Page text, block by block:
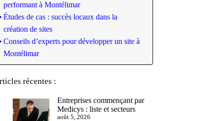
performant à Montélimar
Études de cas : succès locaux dans la
création de sites
Conseils d’experts pour développer un site à
Montélimar
récentes :
Entreprises commençant par
Medicys : liste et secteurs
août 5, 2026